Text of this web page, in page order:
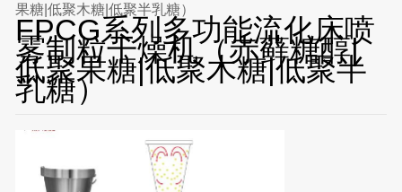
果糖|低聚木糖|低聚半乳糖）
FPCG系列多功能流化床喷
雾制粒干燥机（赤藓糖醇|
低聚果糖|低聚木糖|低聚半
乳糖）